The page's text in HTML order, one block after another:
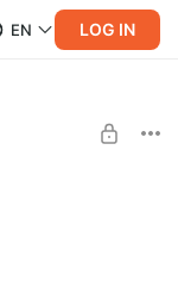
EN LOG IN